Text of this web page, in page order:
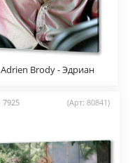
Adrien Brody - Эдриан
7925 (Арт: 80841)